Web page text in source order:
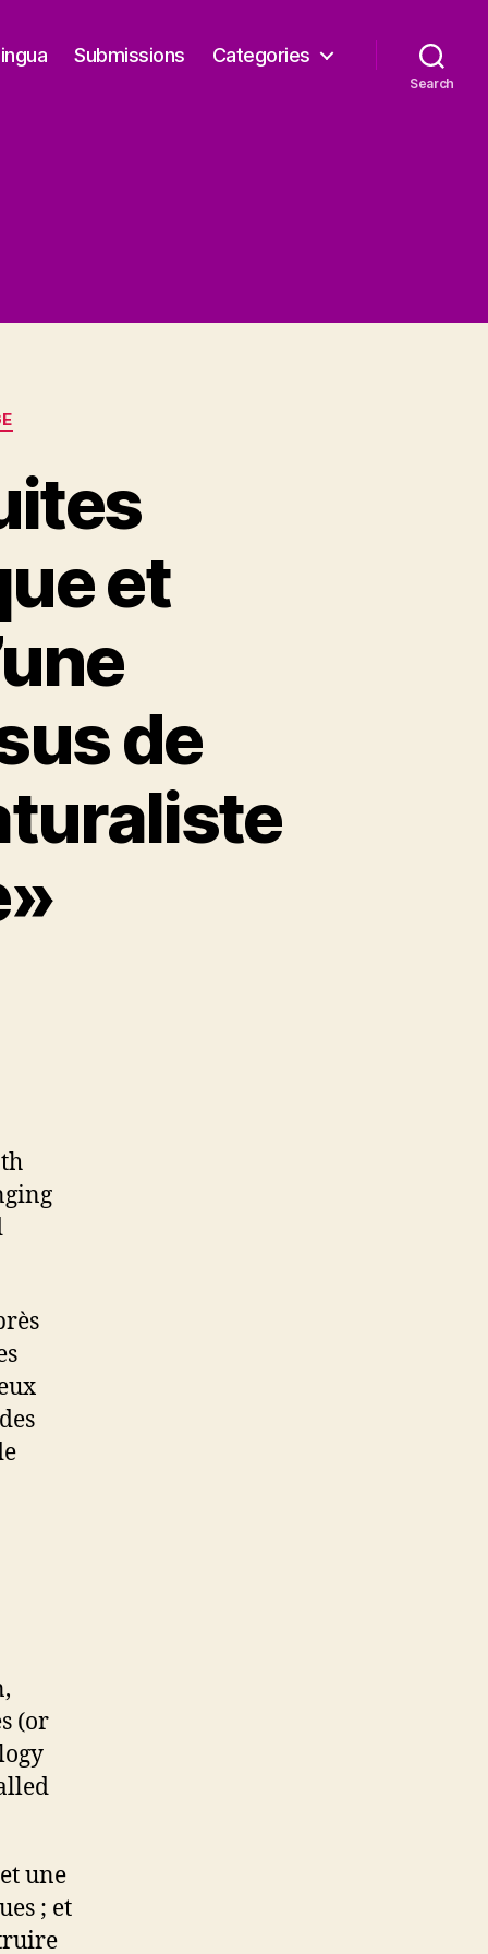
Submissions Categories
Search
et
de
(or
une
; et